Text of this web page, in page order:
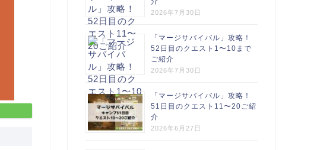
2026年7月30日
「マージサバイバル」攻略！
52日目のクエスト1〜10まで
ご紹介
2026年7月30日
「マージサバイバル」攻略！
51日目のクエスト11〜20ご紹
介
2026年6月27日